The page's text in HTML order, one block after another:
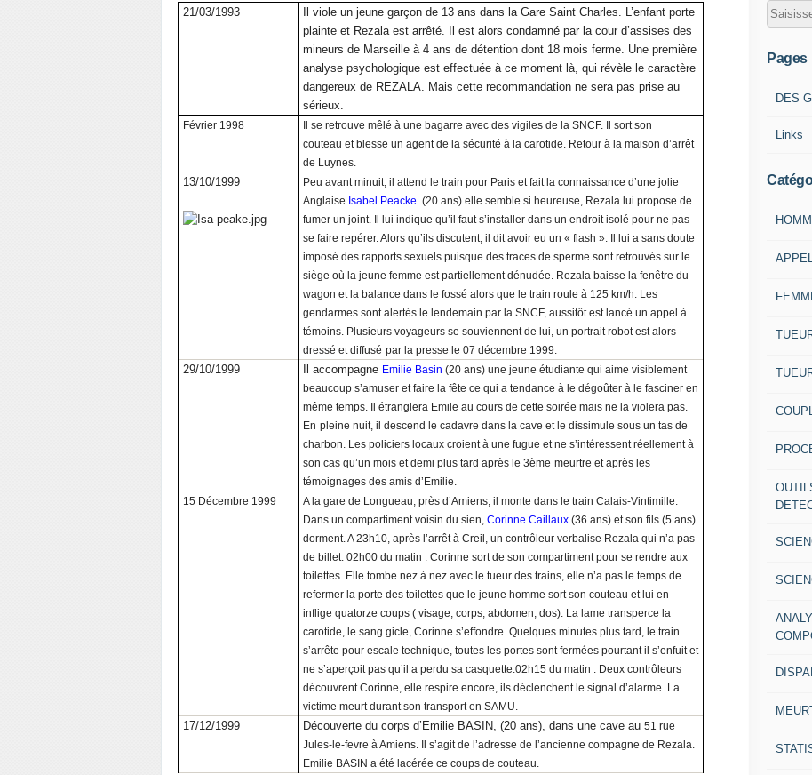
21/03/1993
Il viole un jeune garçon de 13 ans dans la Gare Saint Charles. L’enfant porte
plainte et Rezala est arrêté. Il est alors condamné par la cour d’assises des
mineurs de Marseille à 4 ans de détention dont 18 mois ferme. Une première
analyse psychologique est effectuée à ce moment là, qui révèle le caractère
dangereux de REZALA. Mais cette recommandation ne sera pas prise au
sérieux.
Février 1998
Il se retrouve mêlé à une bagarre avec des vigiles de la SNCF. Il sort son
couteau et blesse un agent de la sécurité à la carotide. Retour à la maison d’arrêt
de Luynes.
13/10/1999
Peu avant minuit, il attend le train pour Paris et fait la connaissance d’une jolie
Anglaise Isabel Peacke. (20 ans) elle semble si heureuse, Rezala lui propose de
fumer un joint. Il lui indique qu’il faut s’installer dans un endroit isolé pour ne pas
se faire repérer. Alors qu’ils discutent, il dit avoir eu un « flash ». Il lui a sans doute
imposé des rapports sexuels puisque des traces de sperme sont retrouvés sur le
siège où la jeune femme est partiellement dénudée. Rezala baisse la fenêtre du
wagon et la balance dans le fossé alors que le train roule à 125 km/h. Les
gendarmes sont alertés le lendemain par la SNCF, aussitôt est lancé un appel à
témoins. Plusieurs voyageurs se souviennent de lui, un portrait robot est alors
dressé et diffusé par la presse le 07 décembre 1999.
29/10/1999 Il accompagne Emilie Basin (20 ans) une jeune étudiante qui aime visiblement
beaucoup s’amuser et faire la fête ce qui a tendance à le dégoûter à le fasciner en
même temps. Il étranglera Emile au cours de cette soirée mais ne la violera pas.
En pleine nuit, il descend le cadavre dans la cave et le dissimule sous un tas de
charbon. Les policiers locaux croient à une fugue et ne s’intéressent réellement à
son cas qu’un mois et demi plus tard après le 3ème meurtre et après les
témoignages des amis d’Emilie.
15 Décembre 1999
A la gare de Longueau, près d’Amiens, il monte dans le train Calais-Vintimille.
Dans un compartiment voisin du sien, Corinne Caillaux(36 ans) et son fils (5 ans)
dorment. A 23h10, après l’arrêt à Creil, un contrôleur verbalise Rezala qui n’a pas
de billet. 02h00 du matin : Corinne sort de son compartiment pour se rendre aux
toilettes. Elle tombe nez à nez avec le tueur des trains, elle n’a pas le temps de
refermer la porte des toilettes que le jeune homme sort son couteau et lui en
inflige quatorze coups ( visage, corps, abdomen, dos). La lame transperce la
carotide, le sang gicle, Corinne s’effondre. Quelques minutes plus tard, le train
s’arrête pour escale technique, toutes les portes sont fermées pourtant il s’enfuit et
ne s’aperçoit pas qu’il a perdu sa casquette.02h15 du matin : Deux contrôleurs
découvrent Corinne, elle respire encore, ils déclenchent le signal d’alarme. La
victime meurt durant son transport en SAMU.
17/12/1999 Découverte du corps d’Emilie BASIN, (20 ans), dans une cave au 51 rue
Jules-le-fevre à Amiens. Il s’agit de l’adresse de l’ancienne compagne de Rezala.
Emilie BASIN a été lacérée ce coups de couteau.
Pages
DES
Links